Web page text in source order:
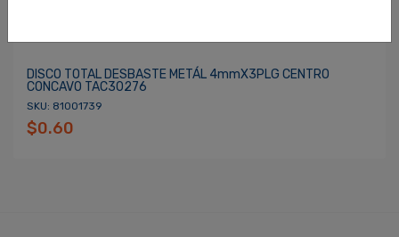
DISCO TOTAL DESBASTE METÁL 4mmX3PLG CENTRO
CONCAVO TAC30276
SKU: 81001739
$0.60